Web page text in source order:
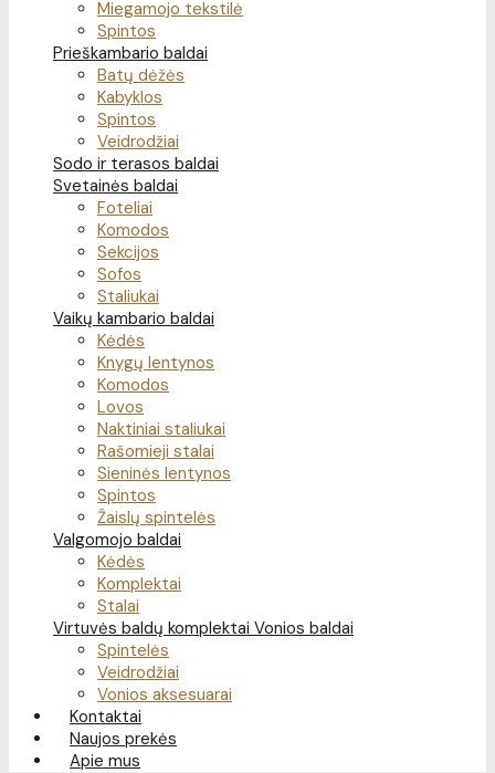
Miegamojo tekstilė
Spintos
Prieškambario baldai
Batų dėžės
Kabyklos
Spintos
Veidrodžiai
Sodo ir terasos baldai
Svetainės baldai
Foteliai
Komodos
Sekcijos
Sofos
Staliukai
Vaikų kambario baldai
Kėdės
Knygų lentynos
Komodos
Lovos
Naktiniai staliukai
Rašomieji stalai
Sieninės lentynos
Spintos
Žaislų spintelės
Valgomojo baldai
Kėdės
Komplektai
Stalai
Virtuvės baldų komplektai Vonios baldai
Spintelės
Veidrodžiai
Vonios aksesuarai
Kontaktai
Naujos prekės
Apie mus